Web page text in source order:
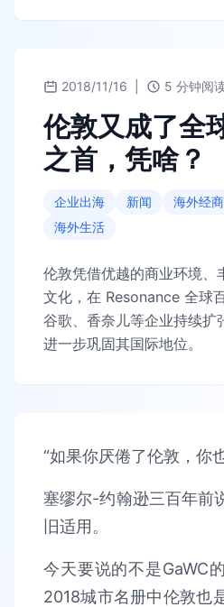
2018/11/16 5 分钟阅
伦敦又成了全
之首，凭啥？
企业出海 新闻 海外经商
海外生活
伦敦凭借优越的商业环境、
文化，在 Resonance 全球
谷歌、香奈儿等企业持续扩
进一步巩固其国际地位。
“如果你厌倦了伦敦，你
塞缪尔-约翰逊三百年前
旧适用。
今天要说的不是
2018城市名册中伦敦也